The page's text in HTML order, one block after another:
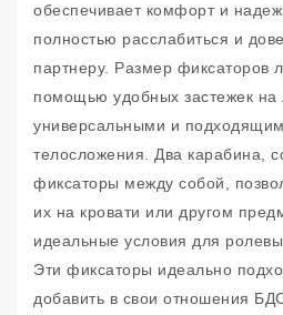
обеспечивает комфорт и
полностью расслабиться и
партнеру. Размер фиксаторов
помощью удобных застежек на
универсальными и
телосложения. Два карабина,
фиксаторы между собой,
их на кровати или другом
идеальные условия для
Эти фиксаторы идеально
добавить в свои отношения